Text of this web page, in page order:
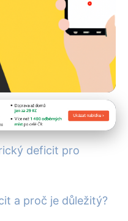
deficit
hubnutí
deficit pro
a proč je důležitý?